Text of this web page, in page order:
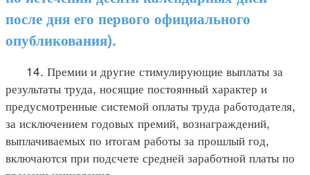
после дня его первого официального
опубликования).
14. Премии и другие стимулирующие выплаты за
результаты труда, носящие постоянный характер и
предусмотренные системой оплаты труда работодателя,
за исключением годовых премий, вознаграждений,
выплачиваемых по итогам работы за прошлый год,
включаются при подсчете средней заработной платы по